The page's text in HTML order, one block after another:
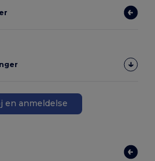
en anmeldelse